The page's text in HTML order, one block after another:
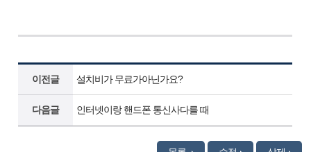
이전글 설치비가 무료가아닌가요?
다음글 인터넷이랑 핸드폰 통신사다를 때